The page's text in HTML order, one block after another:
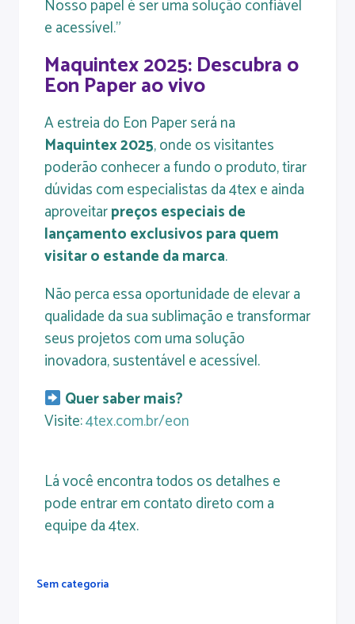
Nosso papel é ser uma solução confiável
e acessível.”
Maquintex 2025: Descubra o
Eon Paper ao vivo
A estreia do Eon Paper será na
Maquintex 2025, onde os visitantes
poderão conhecer a fundo o produto, tirar
dúvidas com especialistas da 4tex e ainda
aproveitarpreços especiais de
lançamento exclusivos para quem
visitar o estande da marca.
Não perca essa oportunidade de elevar a
qualidade da sua sublimação e transformar
seus projetos com uma solução
inovadora, sustentável e acessível.
Quer saber mais?
Visite:4tex.com.br/eon
Lá você encontra todos os detalhes e
pode entrar em contato direto com a
equipe da 4tex.
Sem categoria